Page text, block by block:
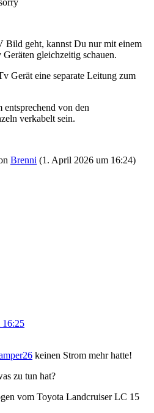
Bild geht, kannst Du nur mit einem
gleichzeitig schauen.
Gerät eine separate Leitung zum
entsprechend von den
verkabelt sein.
Brenni (1. April 2026 um 16:24)
16:25
keinen Strom mehr hatte!
zu tun hat?
vom Toyota Landcruiser LC 15